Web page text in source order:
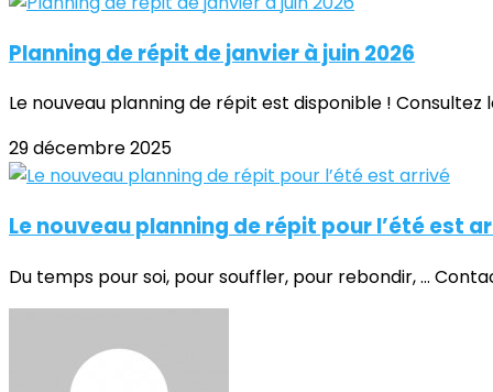
Planning de répit de janvier à juin 2026
Le nouveau planning de répit est disponible !
29 décembre 2025
Le nouveau planning de répit pour l’été est
Du temps pour soi, pour souffler, pour rebondir, ...